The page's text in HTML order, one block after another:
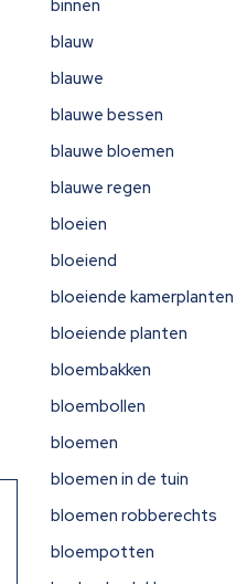
binnen
blauw
blauwe
blauwe bessen
blauwe bloemen
blauwe regen
bloeien
bloeiend
bloeiende kamerplanten
bloeiende planten
bloembakken
bloembollen
bloemen
bloemen in de tuin
bloemen robberechts
bloempotten